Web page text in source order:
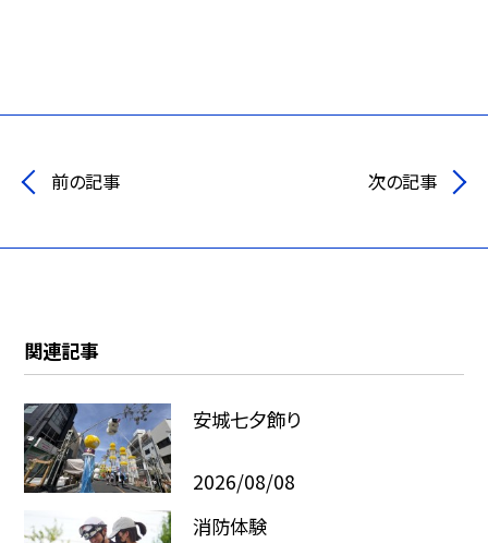
前の記事 次の記事
関連記事
安城七夕飾り
2026/08/08
消防体験